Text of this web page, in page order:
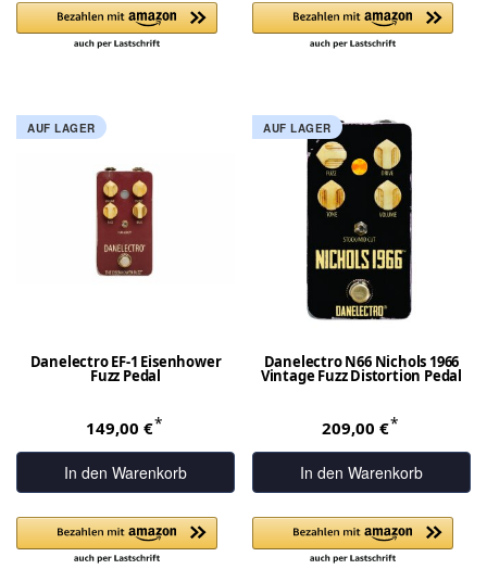
AUF LAGER
Danelectro EF-1 Eisenhower
Fuzz Pedal
149,00 €*
In den Warenkorb
AUF LAGER
Danelectro N66 Nichols 1966
Vintage Fuzz Distortion Pedal
209,00 €*
In den Warenkorb